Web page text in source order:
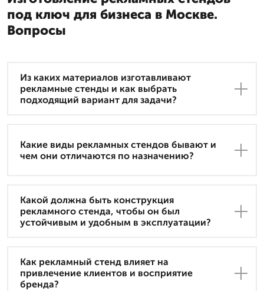
под ключ для бизнеса в Москве.
Вопросы
Из каких материалов изготавливают
рекламные стенды и как выбрать
подходящий вариант для задачи?
Какие виды рекламных стендов бывают и
чем они отличаются по назначению?
Какой должна быть конструкция
рекламного стенда, чтобы он был
устойчивым и удобным в эксплуатации?
Как рекламный стенд влияет на
привлечение клиентов и восприятие
бренда?